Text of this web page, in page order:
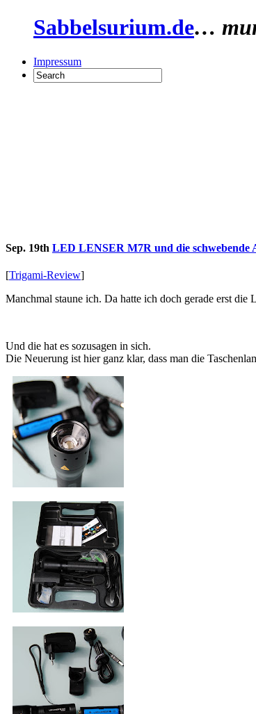
Sabbelsurium.de…
Impressum
Sep. 19th LED LENSER M7R und die schwebende
[Trigami-Review]
Manchmal staune ich. Da hatte ich doch gerade erst
Und die hat es sozusagen in sich.
Die Neuerung ist hier ganz klar, dass man die